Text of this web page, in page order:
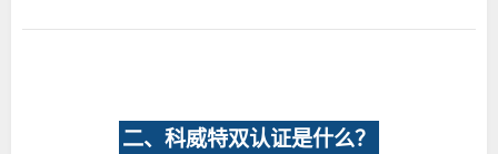
二、科威特双认证是什么？